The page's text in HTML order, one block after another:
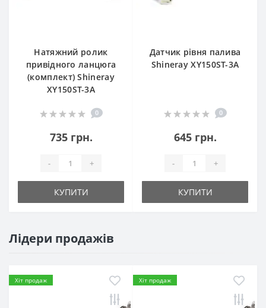
Натяжний ролик
привідного ланцюга
(комплект) Shineray
XY150ST-3A
0
735 грн.
- +
КУПИТИ
Датчик рівня палива
Shineray XY150ST-3A
0
645 грн.
- +
КУПИТИ
Лідери продажів
Хіт продаж Хіт продаж